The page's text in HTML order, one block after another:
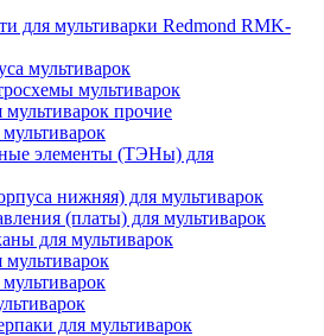
для мультиварки Redmond RMK-
мультиварок
мультиварок
мультиварок прочие
элементы (ТЭНы) для
нижняя) для мультиварок
(платы) для мультиварок
для мультиварок
для мультиварок